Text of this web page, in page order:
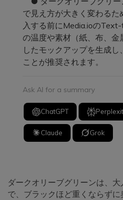
で見え方が大きく変わるた
入する前にMedia.ioの
の温度や素材（紙、布、金
したモックアップを生成
ことが推奨されます。
Ask AI for a summary
ChatGPT
Claude Grok
ダークオリーブグリーンは、
で、ブラックほど重くならず